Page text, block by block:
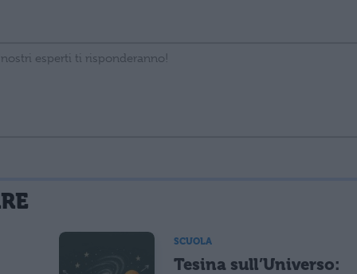
cookie salvi i tuoi dati (nome, email) per il prossimo commento.
di marketing diretto con modalità automatizzate o tradizionali
SCUOLA
Tesina sull’Universo: